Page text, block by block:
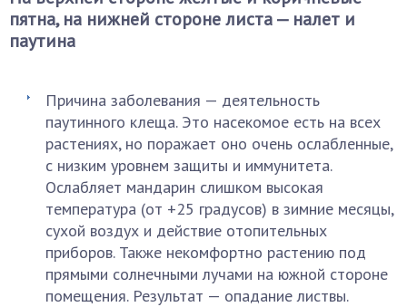
пятна, на нижней стороне листа — налет и
паутина
Причина заболевания — деятельность
паутинного клеща. Это насекомое есть на всех
растениях, но поражает оно очень ослабленные,
с низким уровнем защиты и иммунитета.
Ослабляет мандарин слишком высокая
температура (от +25 градусов) в зимние месяцы,
сухой воздух и действие отопительных
приборов. Также некомфортно растению под
прямыми солнечными лучами на южной стороне
помещения. Результат — опадание листвы.